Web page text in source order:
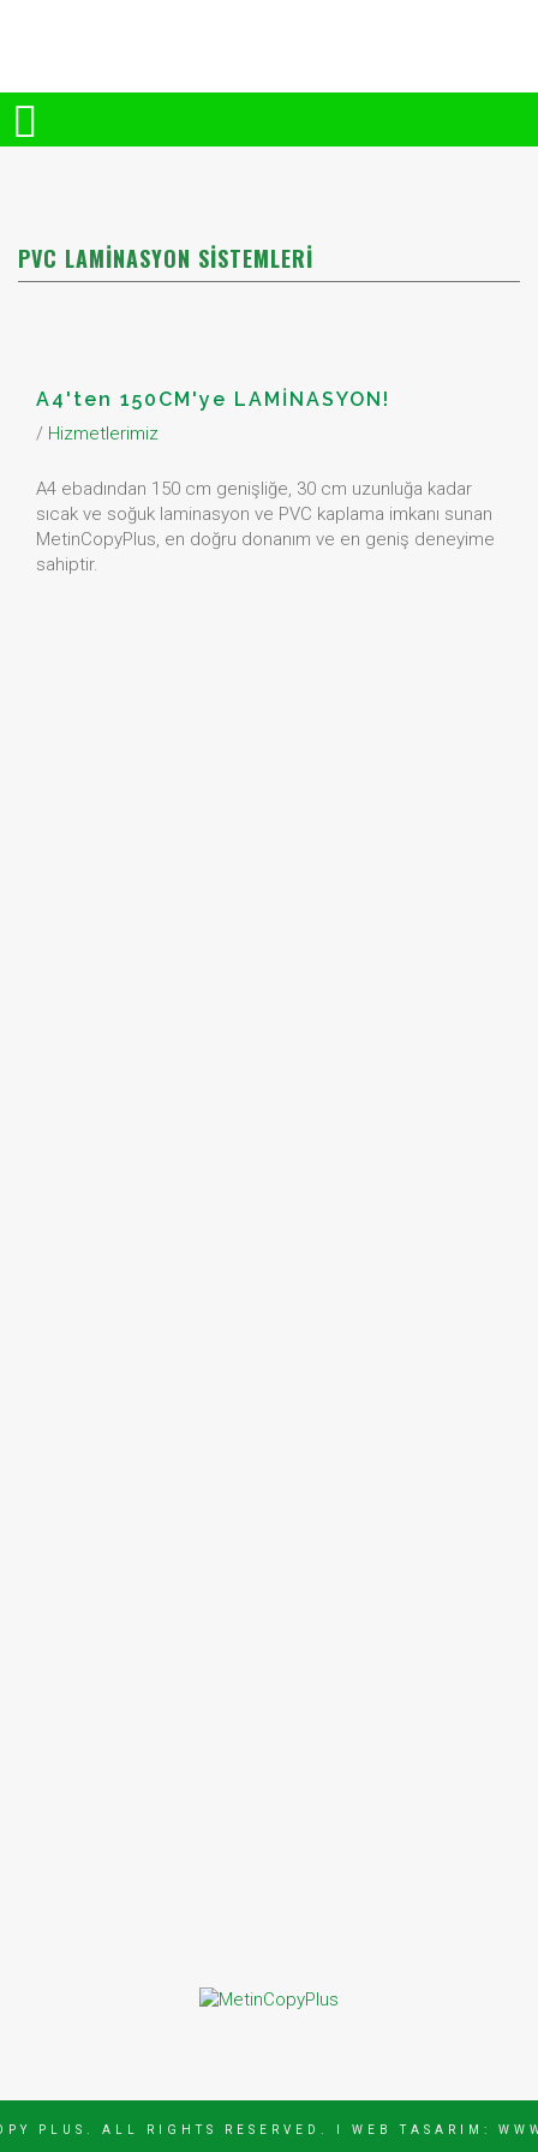
PVC LAMİNASYON SİSTEMLERİ
A4'ten 150CM'ye LAMİNASYON!
/ Hizmetlerimiz
A4 ebadından 150 cm genişliğe, 30 cm uzunluğa kadar
sıcak ve soğuk laminasyon ve PVC kaplama imkanı sunan
MetinCopyPlus, en doğru donanım ve en geniş deneyime
sahiptir.
PLUS. ALL RIGHTS RESERVED. I WEB TASARIM: